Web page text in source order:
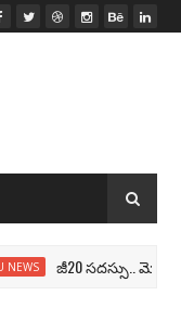
జీ20 సదస్సు.. మోదీ సీటు